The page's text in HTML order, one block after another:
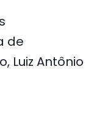
de
Luiz Antônio